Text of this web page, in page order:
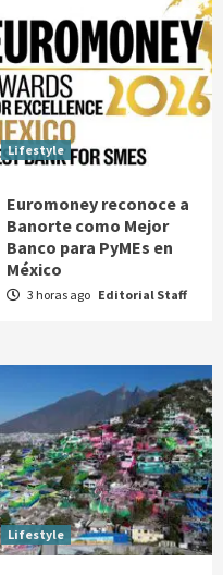
Lifestyle
Euromoney reconoce a
Banorte como Mejor
Banco para PyMEs en
México
3 horas ago Editorial Staff
Lifestyle